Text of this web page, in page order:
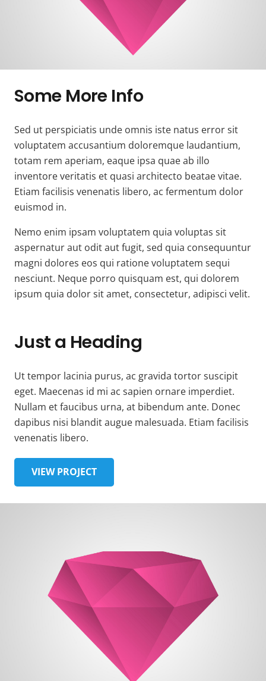
Some More Info
Sed ut perspiciatis unde omnis iste natus error sit
voluptatem accusantium doloremque laudantium,
totam rem aperiam, eaque ipsa quae ab illo
inventore veritatis et quasi architecto beatae vitae.
Etiam facilisis venenatis libero, ac fermentum dolor
euismod in.
Nemo enim ipsam voluptatem quia voluptas sit
aspernatur aut odit aut fugit, sed quia consequuntur
magni dolores eos qui ratione voluptatem sequi
nesciunt. Neque porro quisquam est, qui dolorem
ipsum quia dolor sit amet, consectetur, adipisci velit.
Just a Heading
Ut tempor lacinia purus, ac gravida tortor suscipit
eget. Maecenas id mi ac sapien ornare imperdiet.
Nullam et faucibus urna, at bibendum ante. Donec
dapibus nisi blandit augue malesuada. Etiam facilisis
venenatis libero.
VIEW PROJECT